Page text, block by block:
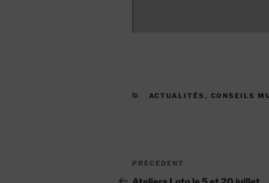
CATÉGORIES
ACTUALITÉS , CONSEILS
Navigation
Article
précédent
PRÉCÉDENT